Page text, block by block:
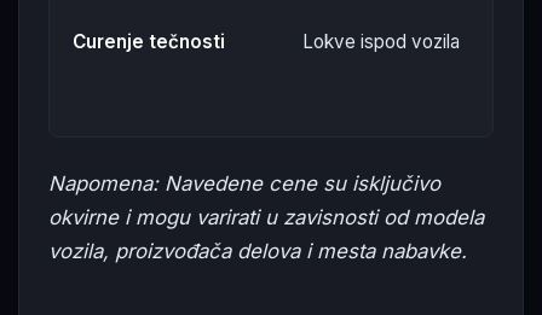
Curenje tečnosti Lokve ispod vozila
Napomena: Navedene cene su isključivo
okvirne i mogu varirati u zavisnosti od modela
vozila, proizvođača delova i mesta nabavke.